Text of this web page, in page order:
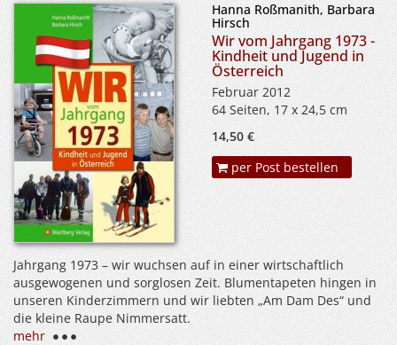
Hanna Roßmanith, Barbara
Hirsch
Wir vom Jahrgang 1973 -
Kindheit und Jugend in
Österreich
Februar 2012
64 Seiten, 17 x 24,5 cm
14,50 €
per Post bestellen
Jahrgang 1973 – wir wuchsen auf in einer wirtschaftlich
ausgewogenen und sorglosen Zeit. Blumentapeten hingen in
unseren Kinderzimmern und wir liebten „Am Dam Des“ und
die kleine Raupe Nimmersatt.
mehr